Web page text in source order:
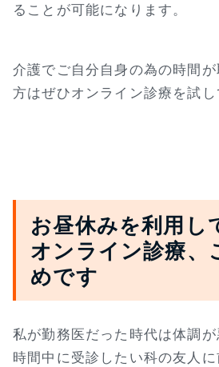
ることが可能になります。
介護でご自分自身の為の時間
方はぜひオンライン診療を試し
お昼休みを利用し
オンライン診療、
めです
私が勤務医だった時代は体調
時間中に受診したい科の友人